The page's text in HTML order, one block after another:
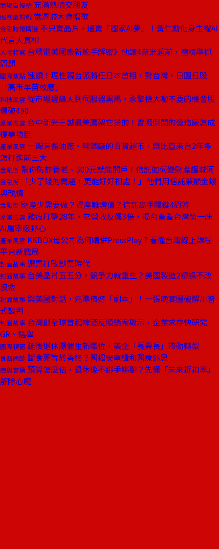
商場自慢塾 充滿熱情交朋友
服務最前線 當漂流木會唱歌
金融時報精選 不只賣晶片，還賣「國家AI夢」！黃仁勳化身主權AI
代言人真相
人物特寫 台積電美國廠新舵手解密》他讓4奈米超前，擅精準抓
問題
國際焦點 速讀！理性親台派將任日本首相，對台灣、日圓日股
「高市早苗效應」
科技風雲 從市場邊緣人到伺服器黑馬，永擎撿大咖不要的機會股
價破450
產業風雲 台中新光三越最美鷹架它搭的！曾瀕倒閉的營造廠怎成
復業功臣
產業風雲 一間有醬油廠、啤酒廠的百貨超市，樂比亞來台2年多
怎打進前三大
金融街 幫你防詐養老、500元就能開戶！信託如何變財產護城河
金融街
「少了錢的問題，更能好好相處！」他們用信託兼顧金錢
與親情
金融街 財產少需要做？資產難增值？信託高手關鍵4問答
產業風雲 豬瘟打擊28年，它營收反飆3倍，揭台畜蓋台灣第一座
AI屠宰廠野心
產業風雲 KKBOX母公司為何購併PressPlay？看懂台灣線上課程
平台新戰局
封面故事 選票打敗鈔票時代
封面故事 台美晶片五五分，競爭力就重生？美國製造2謬誤不改
沒救
封面故事 與美國對話，先準備好「劇本」！一張晚宴圖破解川普
式談判
封面故事 台灣創全球首起啤酒反傾銷案啟示，企業求存快研究
GR、選舉
國際視窗 延後退休潮催生新職位，美企「長壽長」帶動轉型
良醫問診 斷食死等於善終？醫揭安寧緩和醫療迷思
商周書摘 預算怎麼估，退休後不綁手綁腳？先懂「未來折扣率」
解除心魔